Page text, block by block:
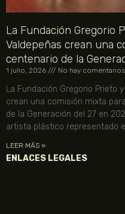
La Fundación Gregorio
Valdepeñas crean una
centenario de la
1 julio, 2026 No hay comentarios
La Fundación Gregorio Prieto
crean una comisión mixta
de la Generación del 27 en
artista plástico representado
LEER MÁS »
ENLACES LEGALES